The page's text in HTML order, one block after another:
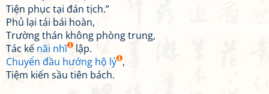
Tiện phục tại đán tịch.”
Phủ lại tái bái hoàn,
Trường thán không phòng trung,
Tác kế nãi nhĩ
lập.
Chuyển đầu hướng hộ lý ,
Tiệm kiến sầu tiên bách.